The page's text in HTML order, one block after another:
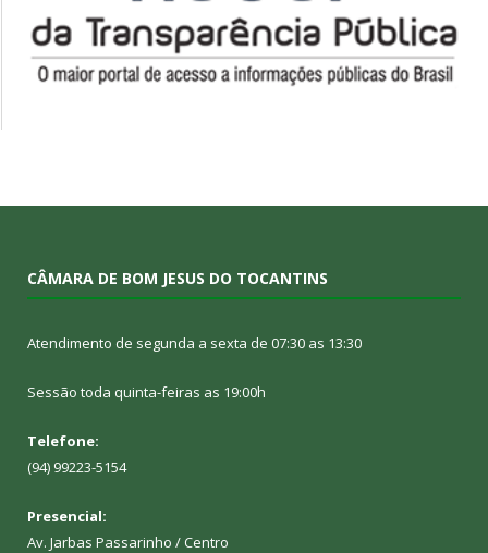
CÂMARA DE BOM JESUS DO TOCANTINS
Atendimento de segunda a sexta de 07:30 as 13:30
Sessão toda quinta-feiras as 19:00h
Telefone:
(94) 99223-5154
Presencial:
Av. Jarbas Passarinho / Centro